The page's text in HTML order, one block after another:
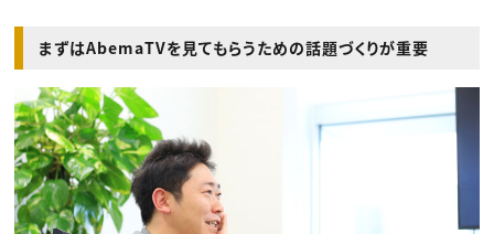
まずはAbemaTVを見てもらうための話題づくりが重要